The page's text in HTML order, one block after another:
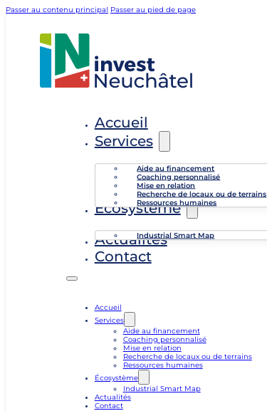
Passer au contenu principal Passer au pied de page
Accueil
Services
Aide au financement
Coaching personnalisé
Mise en relation
Recherche de locaux ou de terrains
Ressources humaines
Écosystème
Industrial Smart Map
Actualités
Contact
Accueil
Services
Aide au financement
Coaching personnalisé
Mise en relation
Recherche de locaux ou de terrains
Ressources humaines
Écosystème
Industrial Smart Map
Actualités
Contact